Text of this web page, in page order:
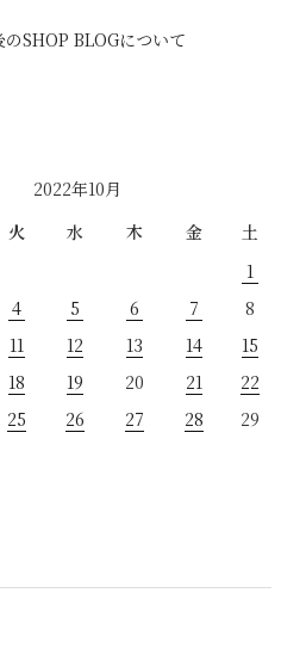
のSHOP BLOGについて
2022年10月
火 水 木 金
土
1
4 5 6 7
8
11 12 13 14
15
18 19 20 21
22
25 26 27 28
29